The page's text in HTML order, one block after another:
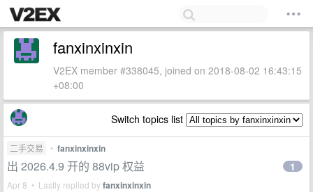
fanxinxinxin
V2EX member #338045, joined on 2018-08-02 16:43:15
+08:00
Switch topics list
二手交易 • fanxinxinxin
出 2026.4.9 开的 88vip 权益
Apr 8 • Lastly replied byfanxinxinxin
1